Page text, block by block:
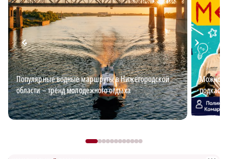
Популярные водные маршруты в Нижегородской
области – тренд молодежного отдыха
Можно
подкаст